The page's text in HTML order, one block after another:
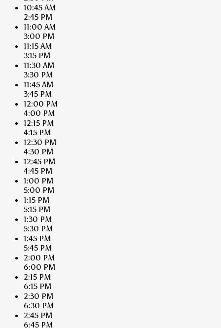
10:45 AM
2:45 PM
11:00 AM
3:00 PM
11:15 AM
3:15 PM
11:30 AM
3:30 PM
11:45 AM
3:45 PM
12:00 PM
4:00 PM
12:15 PM
4:15 PM
12:30 PM
4:30 PM
12:45 PM
4:45 PM
1:00 PM
5:00 PM
1:15 PM
5:15 PM
1:30 PM
5:30 PM
1:45 PM
5:45 PM
2:00 PM
6:00 PM
2:15 PM
6:15 PM
2:30 PM
6:30 PM
2:45 PM
6:45 PM